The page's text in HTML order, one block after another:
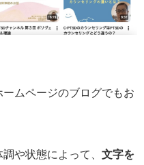
ムページのブログでもお
や状態によって、 文字を